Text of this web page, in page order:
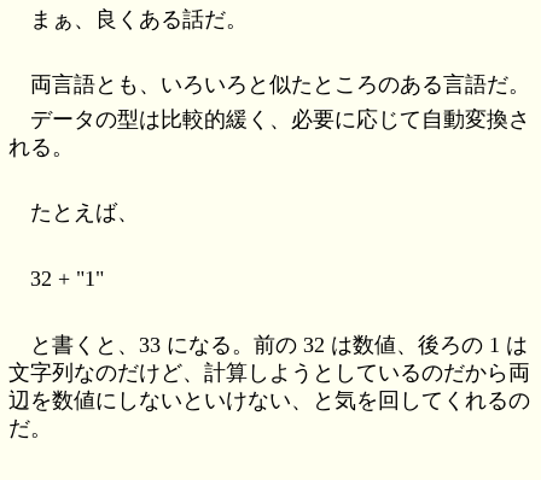
まぁ、良くある話だ。
両言語とも、いろいろと似たところのある言語だ。
データの型は比較的緩く、必要に応じて自動変換さ
れる。
たとえば、
32 + "1"
と書くと、33 になる。前の 32 は数値、後ろの 1 は
文字列なのだけど、計算しようとしているのだから両
辺を数値にしないといけない、と気を回してくれるの
だ。